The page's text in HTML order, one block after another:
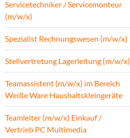
Servicetechniker / Servicemonteur
(m/w/x)
Spezialist Rechnungswesen (m/w/x)
Stellvertretung Lagerleitung (m/w/x)
Teamassistent (m/w/x) im Bereich
Weiße Ware Haushaltskleingeräte
Teamleiter (m/w/x) Einkauf /
Vertrieb PC Multimedia